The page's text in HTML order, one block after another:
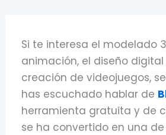
Si te interesa el modelado
animación, el diseño
creación de videojuegos,
has escuchado hablar de
herramienta gratuita y de
se ha convertido en una